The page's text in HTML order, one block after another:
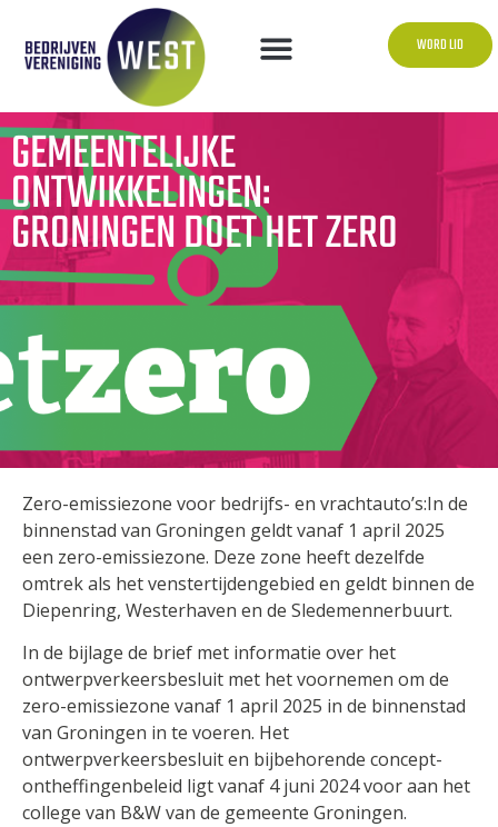
WORD LID
GEMEENTELIJKE
ONTWIKKELINGEN:
GRONINGEN DOET HET ZERO
Zero-emissiezone voor bedrijfs- en vrachtauto’s:In de
binnenstad van Groningen geldt vanaf 1 april 2025
een zero-emissiezone. Deze zone heeft dezelfde
omtrek als het venstertijdengebied en geldt binnen de
Diepenring, Westerhaven en de Sledemennerbuurt.
In de bijlage de brief met informatie over het
ontwerpverkeersbesluit met het voornemen om de
zero-emissiezone vanaf 1 april 2025 in de binnenstad
van Groningen in te voeren. Het
ontwerpverkeersbesluit en bijbehorende concept-
ontheffingenbeleid ligt vanaf 4 juni 2024 voor aan het
college van B&W van de gemeente Groningen.